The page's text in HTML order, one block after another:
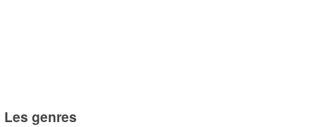
Les genres